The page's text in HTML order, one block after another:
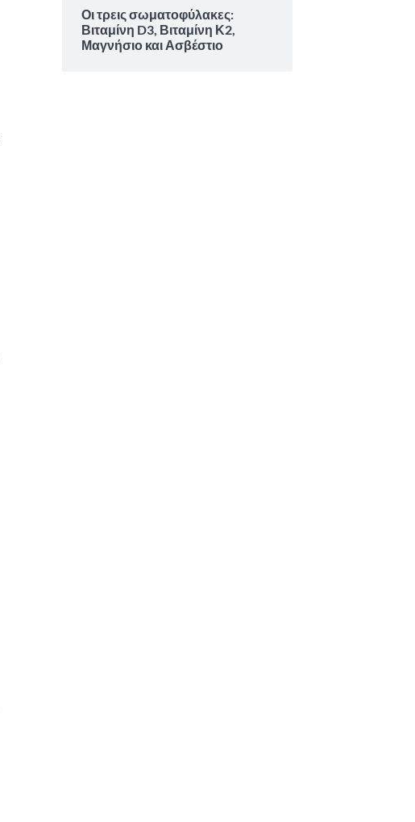
Οι τρεις σωματοφύλακες:
Βιταμίνη D3, Βιταμίνη Κ2,
Μαγνήσιο και Ασβέστιο